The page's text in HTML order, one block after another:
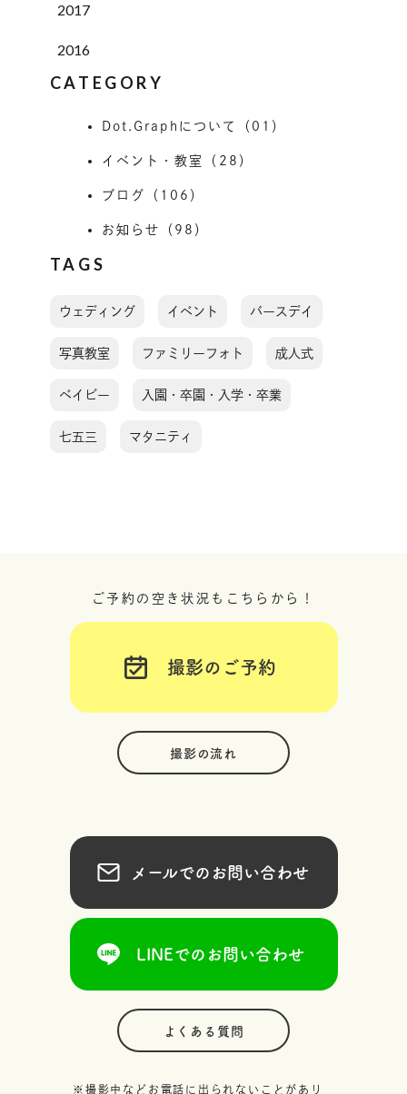
2017
2016
CATEGORY
Dot.Graphについて（01）
イベント・教室（28）
ブログ（106）
お知らせ（98）
TAGS
ウェディング イベント バースデイ
写真教室 ファミリーフォト 成人式
ベイビー 入園・卒園・入学・卒業
七五三 マタニティ
ご予約の空き状況もこちらから！
撮影のご予約
撮影の流れ
メールでのお問い合わせ
LINEでのお問い合わせ
よくある質問
※撮影中などお電話に出られないことがあり